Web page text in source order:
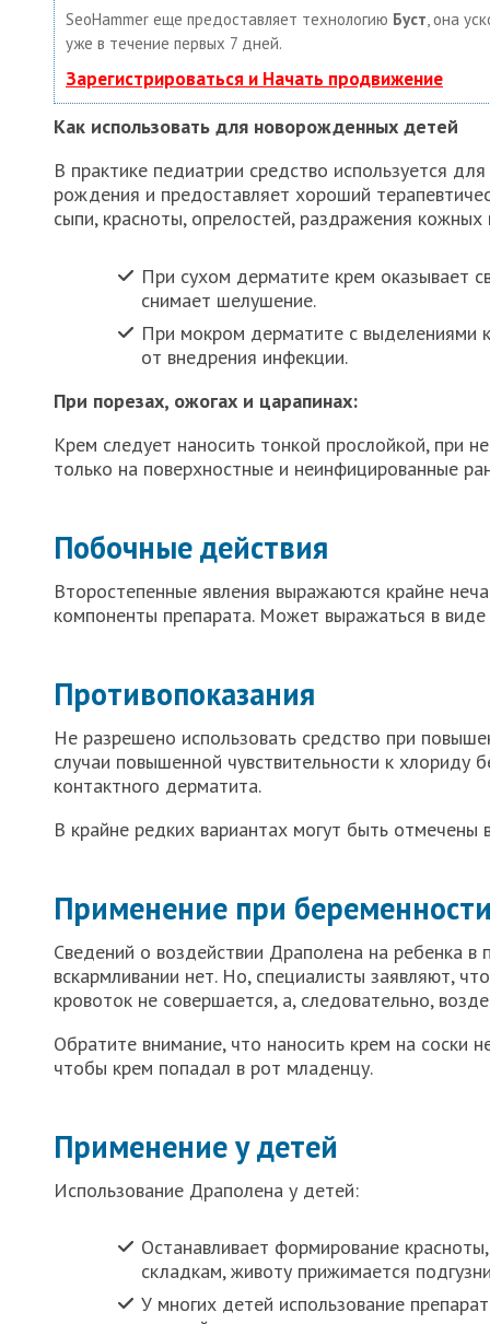
SeoHammer еще предоставляет технологию Буст, она
уже в течение первых 7 дней.
Зарегистрироваться и Начать продвижение
Как использовать для новорожденных детей
В практике педиатрии средство используется
рождения и предоставляет хороший
сыпи, красноты, опрелостей, раздражения
При сухом дерматите крем оказывает
снимает шелушение.
При мокром дерматите с выделениями
от внедрения инфекции.
При порезах, ожогах и царапинах:
Крем следует наносить тонкой прослойкой, при
только на поверхностные и неинфицированные
Побочные действия
Второстепенные явления выражаются крайне
компоненты препарата. Может выражаться в
Противопоказания
Не разрешено использовать средство при
случаи повышенной чувствительности к хлориду
контактного дерматита.
В крайне редких вариантах могут быть отмечены
Применение при
Сведений о воздействии Драполена на ребенка
вскармливании нет. Но, специалисты заявляют,
кровоток не совершается, а, следовательно,
Обратите внимание, что наносить крем на соски
чтобы крем попадал в рот младенцу.
Применение у детей
Использование Драполена у детей:
Останавливает формирование
складкам, животу прижимается
У многих детей использование